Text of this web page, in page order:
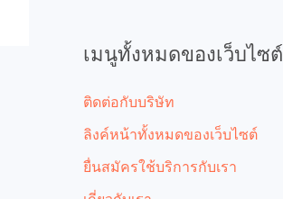
เมนูทั้งหมดของเว็บไซต์
ติดต่อกับบริษัท
ลิงค์หน้าทั้งหมดของเว็บไซต์
ยื่นสมัครใช้บริการกับเรา